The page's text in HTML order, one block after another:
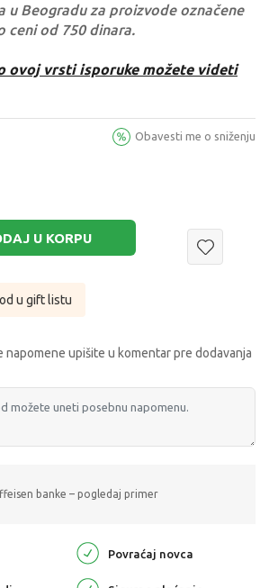
u Beogradu za proizvode označene
ceni od 750 dinara.
ovoj vrsti isporuke možete videti
Obavesti me o sniženju
U KORPU
u gift listu
napomene upišite u komentar pre dodavanja
banke – pogledaj primer
Povraćaj novca